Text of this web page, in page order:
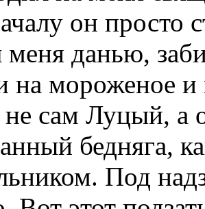
он просто
данью,
на мороженое
сам Луцый, а
бедняга,
Под